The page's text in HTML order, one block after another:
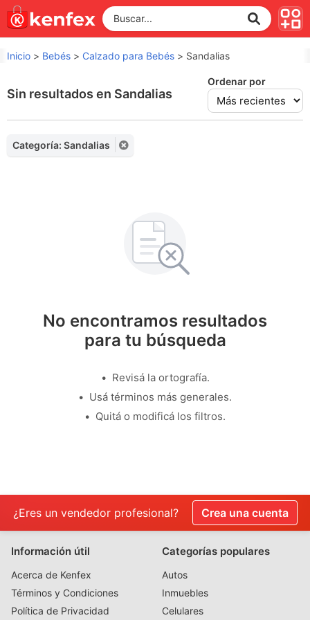
Inicio > Bebés > Calzado para Bebés > Sandalias
Sin resultados en Sandalias
Ordenar por
Categoría: Sandalias
No encontramos resultados
para tu búsqueda
Revisá la ortografía.
Usá términos más generales.
Quitá o modificá los filtros.
¿Eres un vendedor profesional? Crea una cuenta
Información útil
Acerca de Kenfex
Términos y Condiciones
Política de Privacidad
Categorías populares
Autos
Inmuebles
Celulares